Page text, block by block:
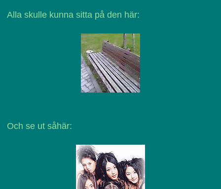
Alla skulle kunna sitta på den här:
Och se ut såhär: